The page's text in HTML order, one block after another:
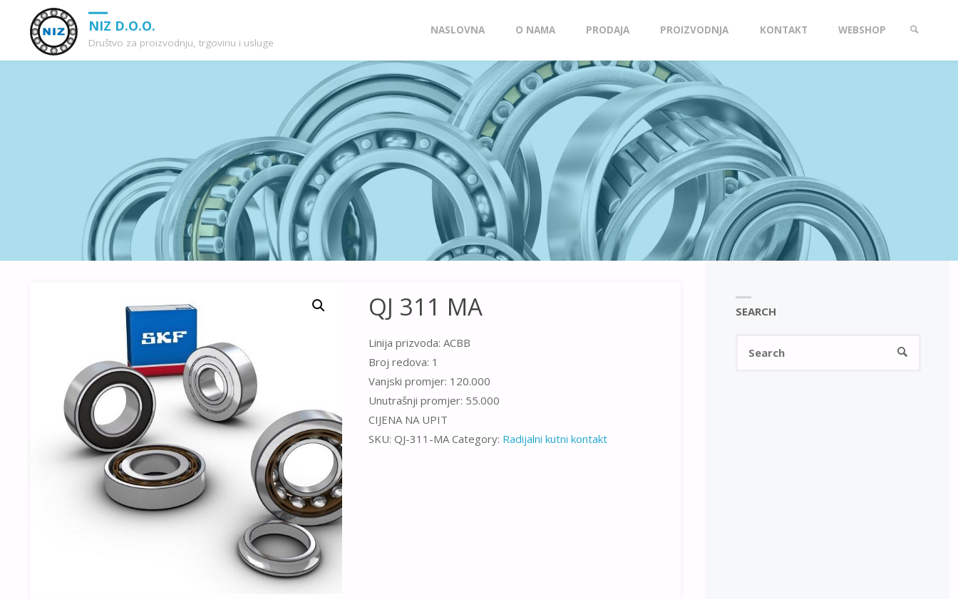
NIZ D.O.O.
Društvo za proizvodnju, trgovinu i usluge
content
NASLOVNA O NAMA PRODAJA PROIZVODNJA KONTAKT WEBSHOP
QJ 311 MA
Linija prizvoda: ACBB
Broj redova: 1
Vanjski promjer: 120.000
Unutrašnji promjer: 55.000
CIJENA NA UPIT
SKU: QJ-311-MA Category: Radijalni kutni kontakt
SEARCH
SEARCH